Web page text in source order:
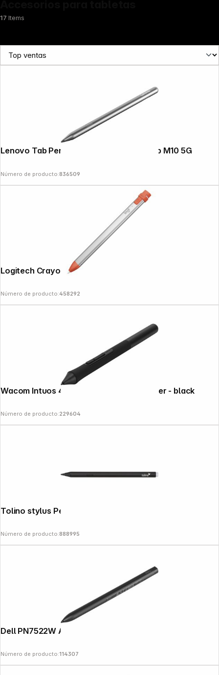
17 Items
Lenovo Tab Pen Plus for Tab P12 and Tab M10 5G
Número de producto:836509
Logitech Crayon Digital Pen
Número de producto:458292
Wacom Intuos 4K - Pen for A/D- Converter - black
Número de producto:229604
Tolino stylus Pen
Número de producto:888995
Dell PN7522W Active Pen
Número de producto:114307